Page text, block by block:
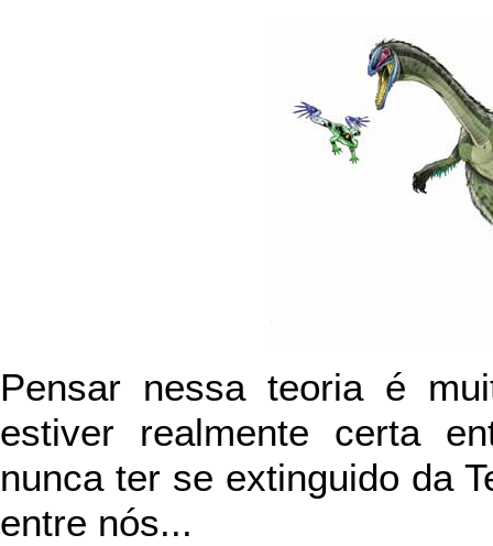
Pensar nessa teoria é
estiver realmente certa
nunca ter se extinguido da
entre nós...